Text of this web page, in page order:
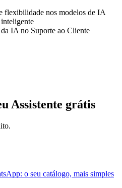
flexibilidade nos modelos de IA
IA no Suporte ao Cliente
Assistente grátis